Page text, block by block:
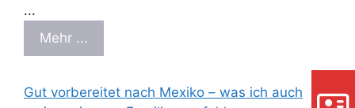
...
Mehr ...
Gut vorbereitet nach Mexiko – was ich auch